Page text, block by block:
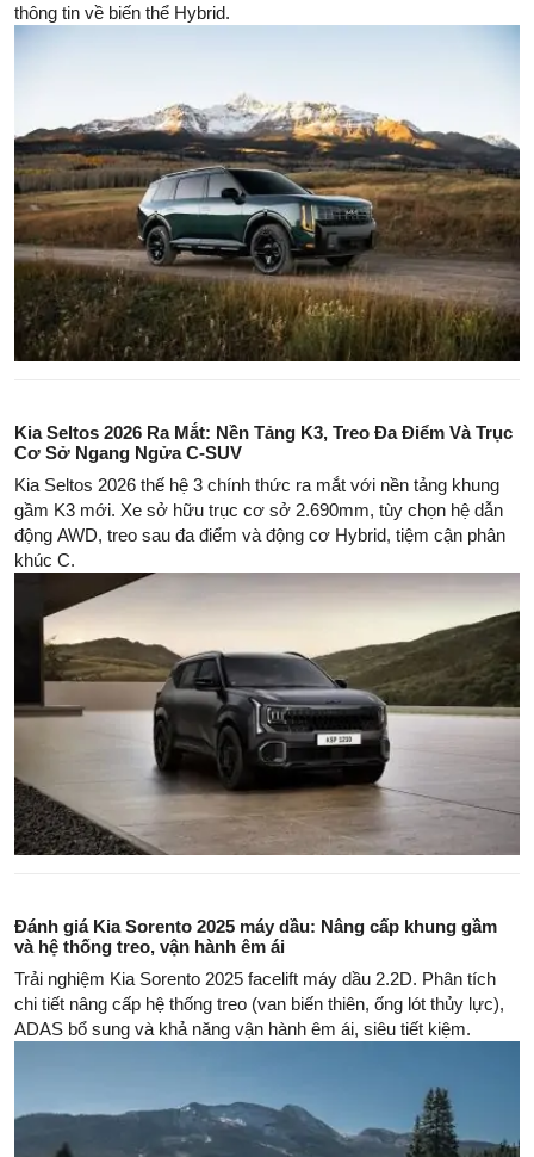
thông tin về biến thể Hybrid.
Kia Seltos 2026 Ra Mắt: Nền Tảng K3, Treo Đa Điểm Và Trục
Cơ Sở Ngang Ngửa C-SUV
Kia Seltos 2026 thế hệ 3 chính thức ra mắt với nền tảng khung
gầm K3 mới. Xe sở hữu trục cơ sở 2.690mm, tùy chọn hệ dẫn
động AWD, treo sau đa điểm và động cơ Hybrid, tiệm cận phân
khúc C.
Đánh giá Kia Sorento 2025 máy dầu: Nâng cấp khung gầm
và hệ thống treo, vận hành êm ái
Trải nghiệm Kia Sorento 2025 facelift máy dầu 2.2D. Phân tích
chi tiết nâng cấp hệ thống treo (van biến thiên, ống lót thủy lực),
ADAS bổ sung và khả năng vận hành êm ái, siêu tiết kiệm.